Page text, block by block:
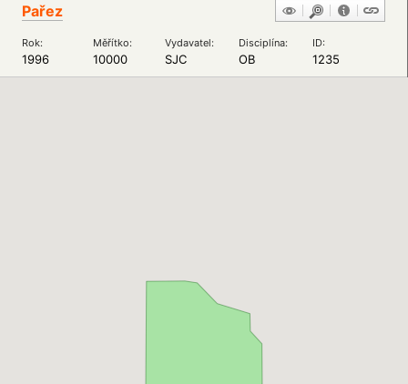
Pařez
Rok: Měřítko: Vydavatel: Disciplína: ID:
1996 10000 SJC OB 1235